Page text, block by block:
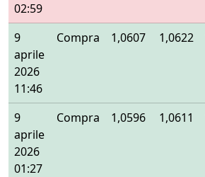
02:59
9
aprile
2026
11:46
Compra 1,0607 1,0622
9
aprile
2026
01:27
Compra 1,0596 1,0611